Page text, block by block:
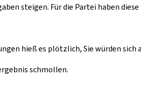
steigen. Für die Partei haben
hieß es plötzlich, Sie würden
schmollen.